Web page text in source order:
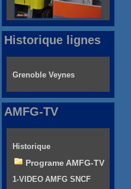
Historique lignes
Grenoble Veynes
AMFG-TV
Historique
Programe AMFG-TV
1-VIDEO AMFG SNCF